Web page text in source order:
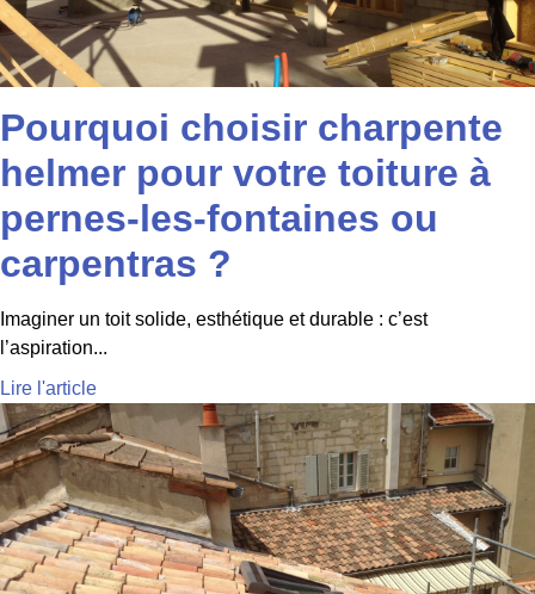
Pourquoi choisir charpente
helmer pour votre toiture à
pernes-les-fontaines ou
carpentras ?
Imaginer un toit solide, esthétique et durable : c’est
l’aspiration...
Lire l'article